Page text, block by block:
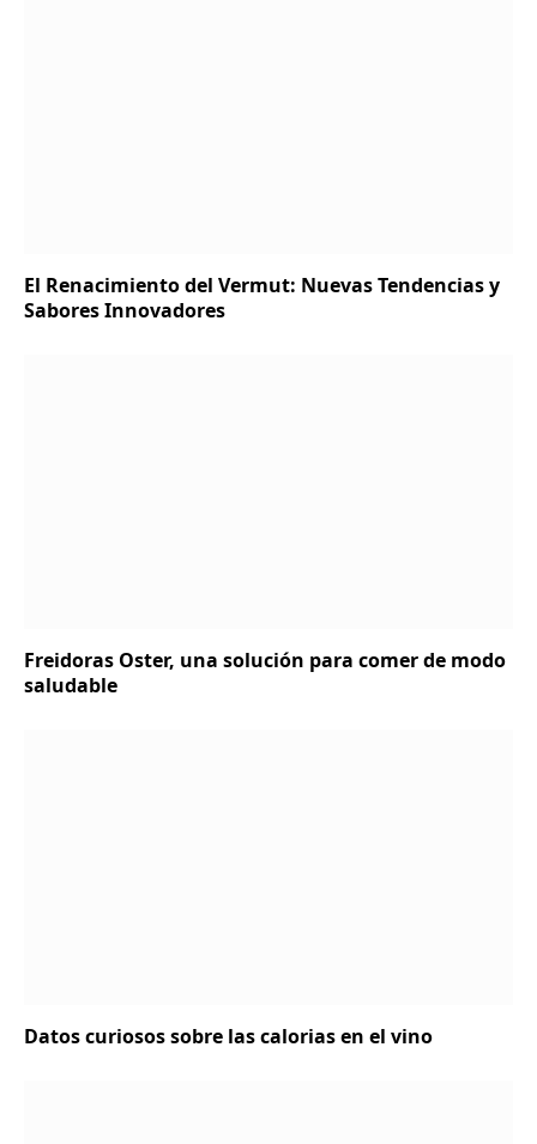
El Renacimiento del Vermut: Nuevas Tendencias y
Sabores Innovadores
Freidoras Oster, una solución para comer de modo
saludable
Datos curiosos sobre las calorias en el vino